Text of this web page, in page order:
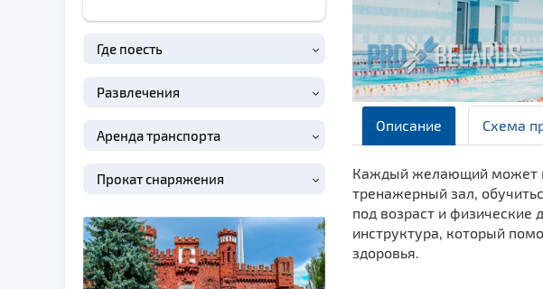
Где поесть
Развлечения
Аренда транспорта
Прокат снаряжения
Описание Схема
Каждый желающий может
тренажерный зал,
под возраст и
инструктура, который
здоровья.